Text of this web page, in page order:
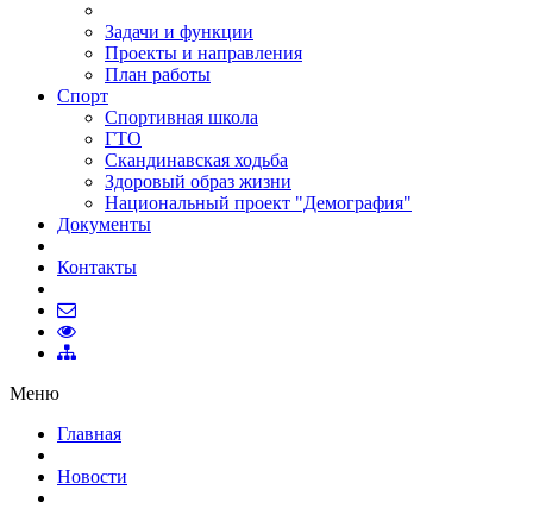
Задачи и функции
Проекты и направления
План работы
Спорт
Спортивная школа
ГТО
Скандинавская ходьба
Здоровый образ жизни
Национальный проект "Демография"
Документы
Контакты
Меню
Главная
Новости